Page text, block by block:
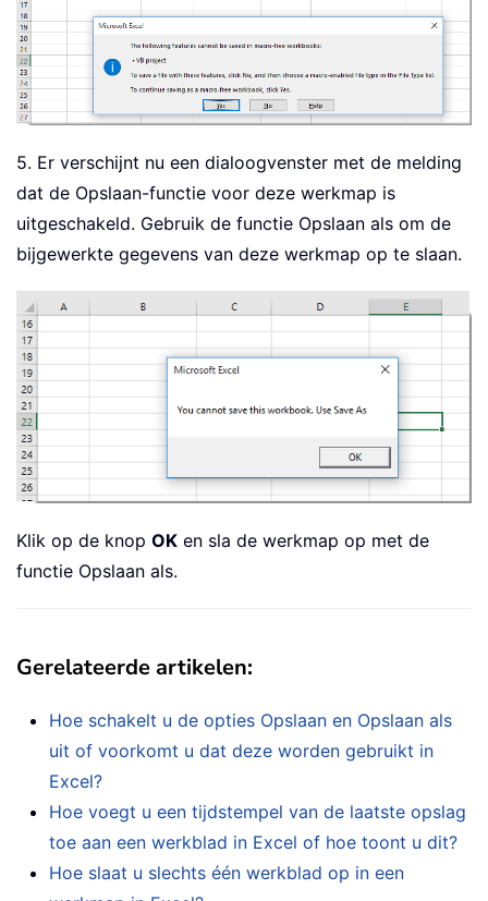
5. Er verschijnt nu een dialoogvenster met de melding
dat de Opslaan-functie voor deze werkmap is
uitgeschakeld. Gebruik de functie Opslaan als om de
bijgewerkte gegevens van deze werkmap op te slaan.
Klik op de knop OK en sla de werkmap op met de
functie Opslaan als.
Gerelateerde artikelen:
Hoe schakelt u de opties Opslaan en Opslaan als
uit of voorkomt u dat deze worden gebruikt in
Excel?
Hoe voegt u een tijdstempel van de laatste opslag
toe aan een werkblad in Excel of hoe toont u dit?
Hoe slaat u slechts één werkblad op in een